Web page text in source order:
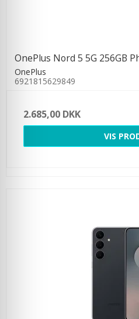
OnePlus Nord 5 5G 256GB
OnePlus
6921815629849
2.685,00 DKK
VIS